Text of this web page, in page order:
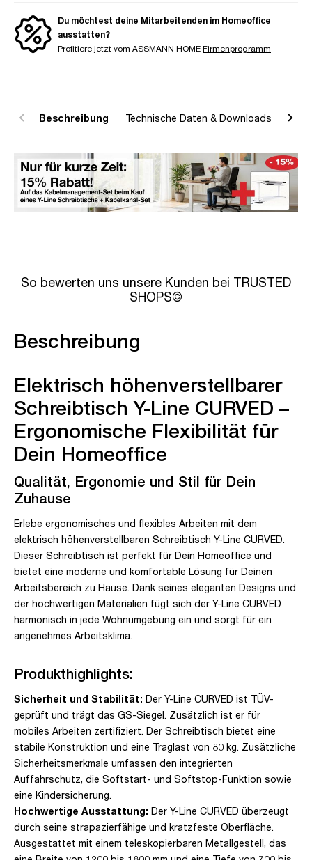
Du möchtest deine Mitarbeitenden im Homeoffice
ausstatten?
Profitiere jetzt vom ASSMANN HOME Firmenprogramm
Beschreibung Technische Daten & Downloads
So bewerten uns unsere Kunden bei TRUSTED
SHOPS©
Beschreibung
Elektrisch höhenverstellbarer
Schreibtisch Y-Line CURVED –
Ergonomische Flexibilität für
Dein Homeoffice
Qualität, Ergonomie und Stil für Dein
Zuhause
Erlebe ergonomisches und flexibles Arbeiten mit dem
elektrisch höhenverstellbaren Schreibtisch Y-Line CURVED.
Dieser Schreibtisch ist perfekt für Dein Homeoffice und
bietet eine moderne und komfortable Lösung für Deinen
Arbeitsbereich zu Hause. Dank seines eleganten Designs und
der hochwertigen Materialien fügt sich der Y-Line CURVED
harmonisch in jede Wohnumgebung ein und sorgt für ein
angenehmes Arbeitsklima.
Produkthighlights:
Sicherheit und Stabilität: Der Y-Line CURVED ist TÜV-
geprüft und trägt das GS-Siegel. Zusätzlich ist er für
mobiles Arbeiten zertifiziert. Der Schreibtisch bietet eine
stabile Konstruktion und eine Traglast von 80 kg. Zusätzliche
Sicherheitsmerkmale umfassen den integrierten
Auffahrschutz, die Softstart- und Softstop-Funktion sowie
eine Kindersicherung.
Hochwertige Ausstattung: Der Y-Line CURVED überzeugt
durch seine strapazierfähige und kratzfeste Oberfläche.
Ausgestattet mit einem teleskopierbaren Metallgestell, das